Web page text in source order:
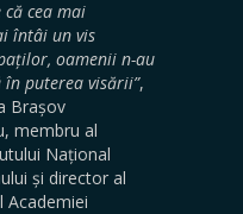
cea mai
întâi un vis
oamenii n-au
puterea visării”,
Brașov
membru al
Național
și director al
Academiei